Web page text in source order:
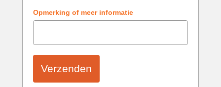
Opmerking of meer informatie
Verzenden